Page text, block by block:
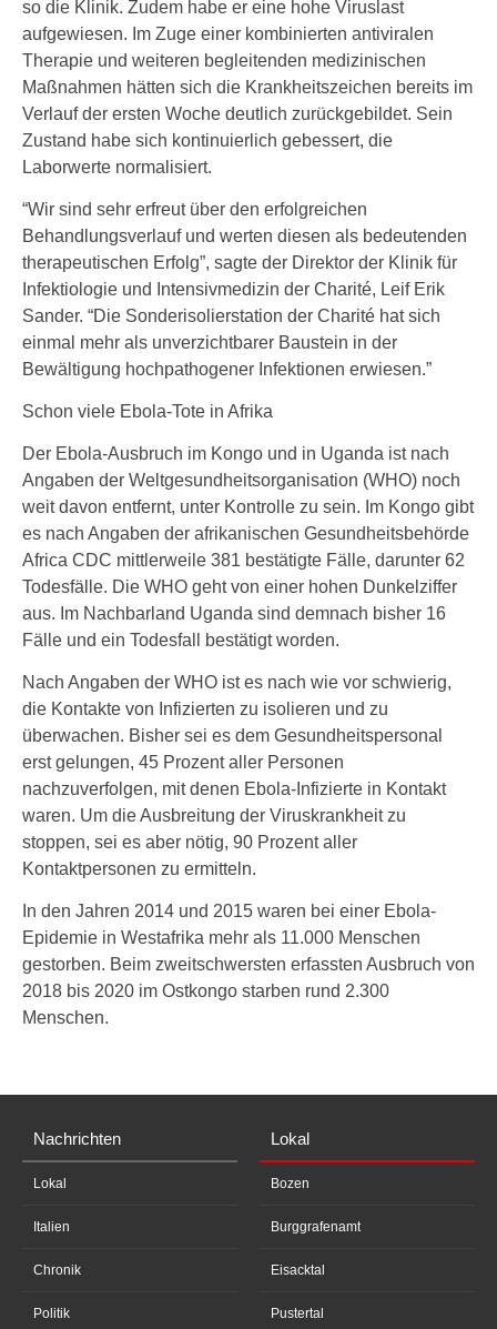
so die Klinik. Zudem habe er eine hohe Viruslast
aufgewiesen. Im Zuge einer kombinierten antiviralen
Therapie und weiteren begleitenden medizinischen
Maßnahmen hätten sich die Krankheitszeichen bereits im
Verlauf der ersten Woche deutlich zurückgebildet. Sein
Zustand habe sich kontinuierlich gebessert, die
Laborwerte normalisiert.
“Wir sind sehr erfreut über den erfolgreichen
Behandlungsverlauf und werten diesen als bedeutenden
therapeutischen Erfolg”, sagte der Direktor der Klinik für
Infektiologie und Intensivmedizin der Charité, Leif Erik
Sander. “Die Sonderisolierstation der Charité hat sich
einmal mehr als unverzichtbarer Baustein in der
Bewältigung hochpathogener Infektionen erwiesen.”
Schon viele Ebola-Tote in Afrika
Der Ebola-Ausbruch im Kongo und in Uganda ist nach
Angaben der Weltgesundheitsorganisation (WHO) noch
weit davon entfernt, unter Kontrolle zu sein. Im Kongo gibt
es nach Angaben der afrikanischen Gesundheitsbehörde
Africa CDC mittlerweile 381 bestätigte Fälle, darunter 62
Todesfälle. Die WHO geht von einer hohen Dunkelziffer
aus. Im Nachbarland Uganda sind demnach bisher 16
Fälle und ein Todesfall bestätigt worden.
Nach Angaben der WHO ist es nach wie vor schwierig,
die Kontakte von Infizierten zu isolieren und zu
überwachen. Bisher sei es dem Gesundheitspersonal
erst gelungen, 45 Prozent aller Personen
nachzuverfolgen, mit denen Ebola-Infizierte in Kontakt
waren. Um die Ausbreitung der Viruskrankheit zu
stoppen, sei es aber nötig, 90 Prozent aller
Kontaktpersonen zu ermitteln.
In den Jahren 2014 und 2015 waren bei einer Ebola-
Epidemie in Westafrika mehr als 11.000 Menschen
gestorben. Beim zweitschwersten erfassten Ausbruch von
2018 bis 2020 im Ostkongo starben rund 2.300
Menschen.
Nachrichten
Lokal
Italien
Chronik
Politik
Lokal
Bozen
Burggrafenamt
Eisacktal
Pustertal